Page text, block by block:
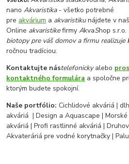
nanoAkvaristika- všetko potrebné
pre akvárium a akvaristikunájdete v
Online akvaristikefirmyAkvaShop s.r.o.
biotopy pre váš domov a firmu realizuje
ročnou tradíciou.
Kontaktujte nástelefonickyalebo
kontaktného formulára a spoločne
ktorým budete spokojní.
Naše portfólio: Cichlidové akváriá |
akváriá | Design a Aquascape |
akváriá | Profi rastlinné akváriá |
Akvateráriá pre vodné korytnačky |